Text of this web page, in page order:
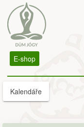
E-shop
Kalendáře